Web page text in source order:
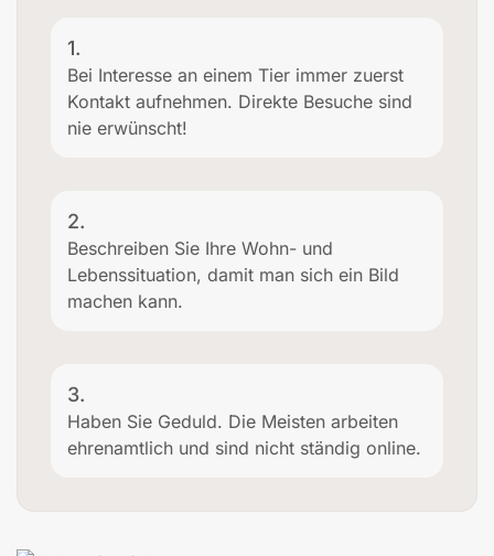
1.
Bei Interesse an einem Tier immer zuerst
Kontakt aufnehmen. Direkte Besuche sind
nie erwünscht!
2.
Beschreiben Sie Ihre Wohn- und
Lebenssituation, damit man sich ein Bild
machen kann.
3.
Haben Sie Geduld. Die Meisten arbeiten
ehrenamtlich und sind nicht ständig online.